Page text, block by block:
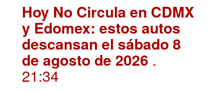
Hoy No Circula en CDMX
y Edomex: estos autos
descansan el sábado 8
de agosto de 2026 .
21:34